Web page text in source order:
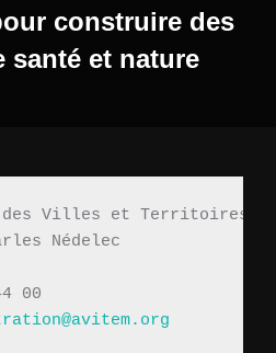
construire des
santé et nature
des Villes et Territoires
Nédelec
00